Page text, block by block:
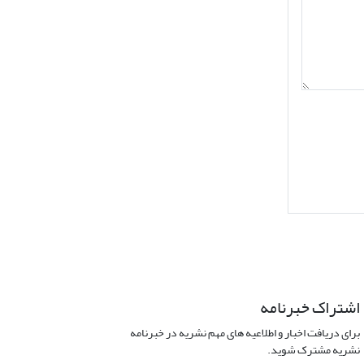
اشتراک خبرنامه
برای دریافت اخبار و اطلاعیه های مهم نشریه در خبرنامه
نشریه مشترک شوید.